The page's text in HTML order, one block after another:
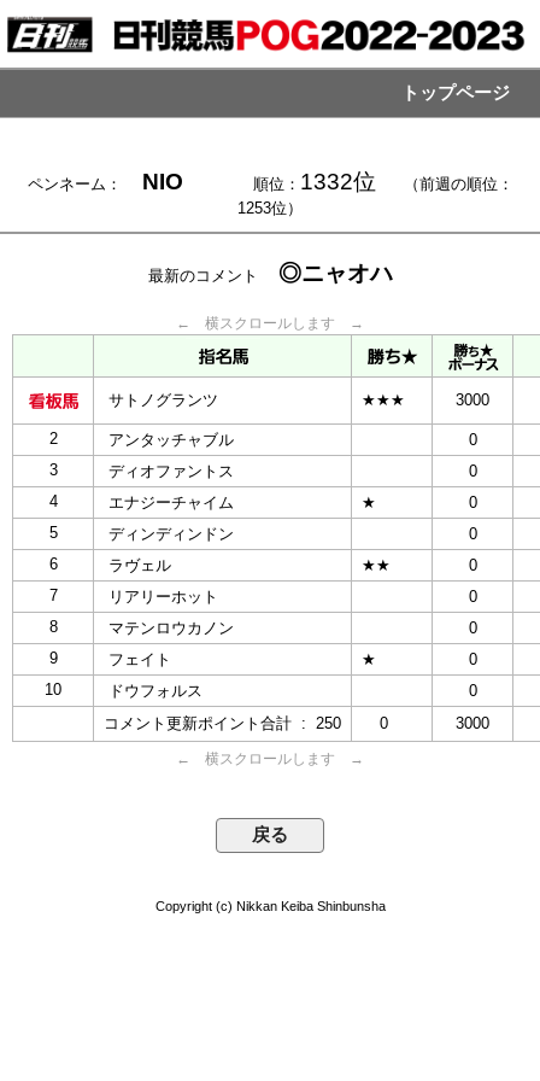
トップページ
ペンネーム： NIO 順位： 1332位
（前週の順位：
1253位）
最新のコメント ◎ニャオハ
← 横スクロールします →
サトノグランツ ★★★ 3000
2 アンタッチャブル
0
3
ディオファントス
0
4
エナジーチャイム ★
0
5
ディンディンドン
0
6
ラヴェル ★★
0
7
リアリーホット
0
8
マテンロウカノン
0
9
フェイト ★
0
10
ドウフォルス
0
コメント更新ポイント合計 : 250
0 3000
← 横スクロールします →
Copyright (c) Nikkan Keiba Shinbunsha